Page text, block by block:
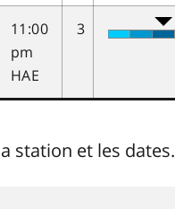
11:00
pm
HAE
3
station et les dates.